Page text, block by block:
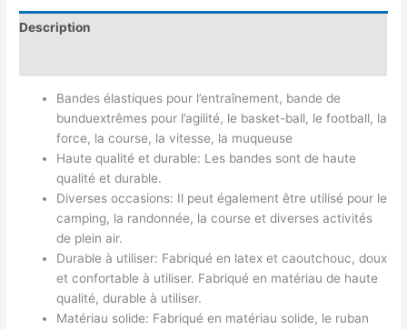
Description
Bandes élastiques pour l’entraînement, bande de
bunduextrêmes pour l’agilité, le basket-ball, le football, la
force, la course, la vitesse, la muqueuse
Haute qualité et durable: Les bandes sont de haute
qualité et durable.
Diverses occasions: Il peut également être utilisé pour le
camping, la randonnée, la course et diverses activités
de plein air.
Durable à utiliser: Fabriqué en latex et caoutchouc, doux
et confortable à utiliser. Fabriqué en matériau de haute
qualité, durable à utiliser.
Matériau solide: Fabriqué en matériau solide, le ruban